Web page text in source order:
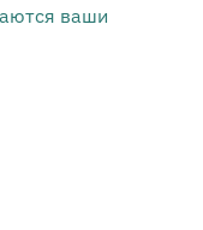
ваши